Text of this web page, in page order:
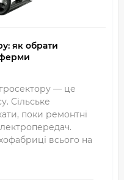
як обрати
— це
Сільське
поки ремонтні
всього на